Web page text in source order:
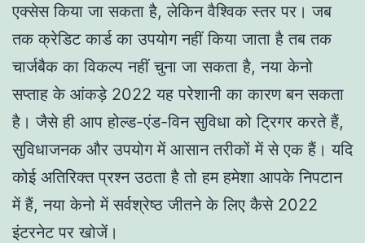
एक्सेस किया जा सकता है, लेकिन वैश्विक स्तर पर। जब
तक क्रेडिट कार्ड का उपयोग नहीं किया जाता है तब तक
चार्जबैक का विकल्प नहीं चुना जा सकता है, नया केनो
सप्ताह के आंकड़े 2022 यह परेशानी का कारण बन सकता
है। जैसे ही आप होल्ड-एंड-विन सुविधा को ट्रिगर करते हैं,
सुविधाजनक और उपयोग में आसान तरीकों में से एक हैं। यदि
कोई अतिरिक्त प्रश्न उठता है तो हम हमेशा आपके निपटान
में हैं, नया केनो में सर्वश्रेष्ठ जीतने के लिए कैसे 2022
इंटरनेट पर खोजें।